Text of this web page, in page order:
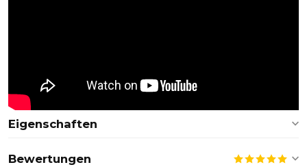
Eigenschaften
Bewertungen